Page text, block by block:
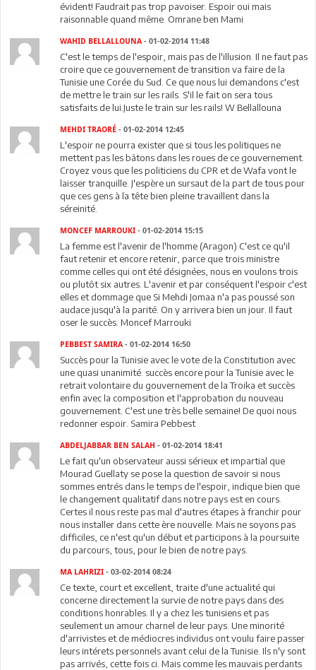
évident! Faudrait pas trop pavoiser. Espoir oui mais
raisonnable quand même. Omrane ben Mami
WAHID BELLALLOUNA - 01-02-2014 11:48
C'est le temps de l'espoir, mais pas de l'illusion. Il ne faut pas
croire que ce gouvernement de transition va faire de la
Tunisie une Corée du Sud. Ce que nous lui demandons c'est
de mettre le train sur les rails. S'il le fait on sera tous
satisfaits de lui.Juste le train sur les rails! W Bellallouna
MEHDI TRAORÉ - 01-02-2014 12:45
L'espoir ne pourra exister que si tous les politiques ne
mettent pas les bâtons dans les roues de ce gouvernement.
Croyez vous que les politiciens du CPR et de Wafa vont le
laisser tranquille. J'espère un sursaut de la part de tous pour
que ces gens à la tête bien pleine travaillent dans la
séreinité.
MONCEF MARROUKI - 01-02-2014 15:15
La femme est l'avenir de l'homme (Aragon).C'est ce qu'il
faut retenir et encore retenir, parce que trois ministre
comme celles qui ont été désignées, nous en voulons trois
ou plutôt six autres. L'avenir et par conséquent l'espoir c'est
elles et dommage que Si Mehdi Jomaa n'a pas poussé son
audace jusqu'à la parité. On y arrivera bien un jour. Il faut
oser le succès. Moncef Marrouki
PEBBEST SAMIRA - 01-02-2014 16:50
Succès pour la Tunisie avec le vote de la Constitution avec
une quasi unanimité. succès encore pour la Tunisie avec le
retrait volontaire du gouvernement de la Troika et succès
enfin avec la composition et l'approbation du nouveau
gouvernement. C'est une très belle semaine! De quoi nous
redonner espoir. Samira Pebbest
ABDELJABBAR BEN SALAH - 01-02-2014 18:41
Le fait qu'un observateur aussi sérieux et impartial que
Mourad Guellaty se pose la question de savoir si nous
sommes entrés dans le temps de l'espoir, indique bien que
le changement qualitatif dans notre pays est en cours.
Certes il nous reste pas mal d'autres étapes à franchir pour
nous installer dans cette ère nouvelle. Mais ne soyons pas
difficiles, ce n'est qu'un début et participons à la poursuite
du parcours, tous, pour le bien de notre pays.
MA LAHRIZI - 03-02-2014 08:24
Ce texte, court et excellent, traite d'une actualité qui
concerne directement la survie de notre pays dans des
conditions honrables. Il y a chez les tunisiens et pas
seulement un amour charnel de leur pays. Une minorité
d'arrivistes et de médiocres individus ont voulu faire passer
leurs intérets personnels avant celui de la Tunisie. Ils n'y sont
pas arrivés, cette fois ci. Mais comme les mauvais perdants